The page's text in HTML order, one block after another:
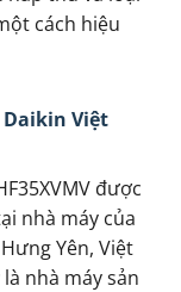
cách hiệu
Việt
được
nhà máy của
Yên, Việt
nhà máy sản